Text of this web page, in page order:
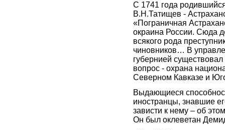
С 1741 года
В.Н.Татищев -
«Пограничная
окраина России. Сюда
всякого рода
чиновников… В
губернией
вопрос - охрана
Северном Кавказе и
Выдающиеся
иностранцы, знавшие
зависти к нему – об
Он был оклеветан